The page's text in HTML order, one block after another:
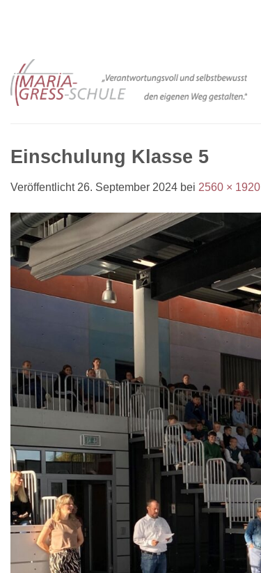
Einschulung Klasse 5
Veröffentlicht 26. September 2024 bei 2560 × 1920